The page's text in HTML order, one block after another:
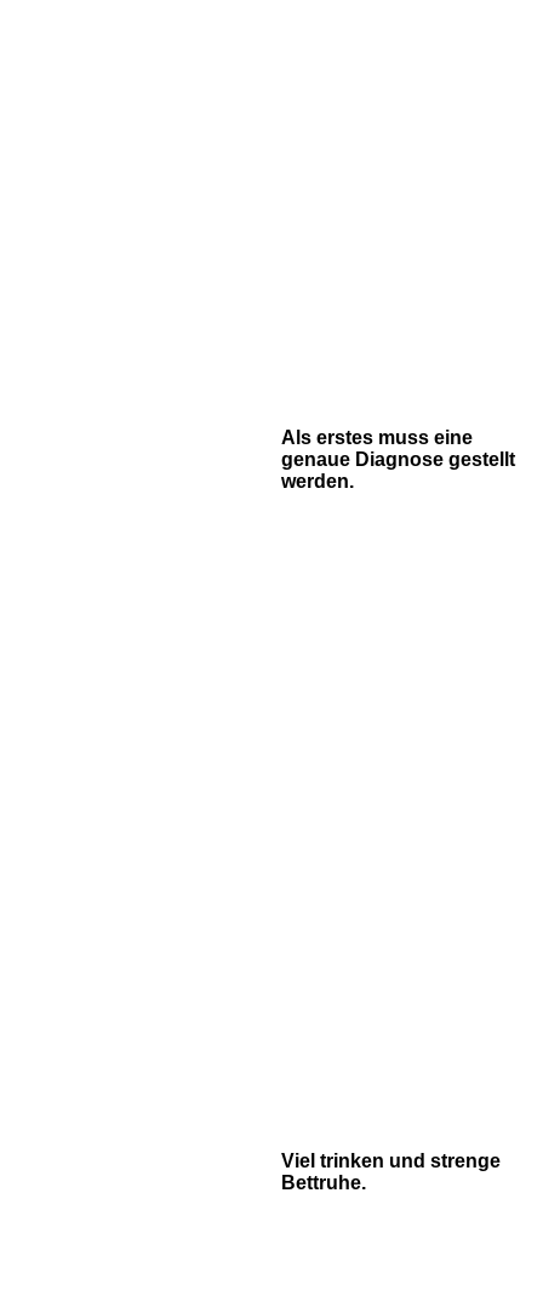
Als erstes muss eine
genaue Diagnose gestellt
werden.
Viel trinken und strenge
Bettruhe.